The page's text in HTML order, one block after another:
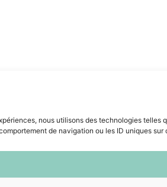
nous utilisons des technologies
de navigation ou les ID uniques